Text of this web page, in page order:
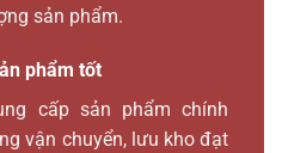
sản phẩm.
phẩm tốt
cấp sản phẩm chính
vận chuyển, lưu kho đạt